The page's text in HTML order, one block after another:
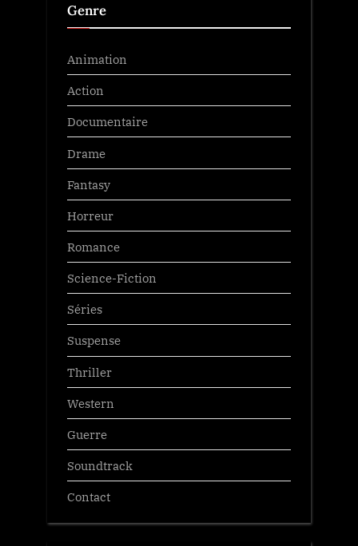
Genre
Animation
Action
Documentaire
Drame
Fantasy
Horreur
Romance
Science-Fiction
Séries
Suspense
Thriller
Western
Guerre
Soundtrack
Contact